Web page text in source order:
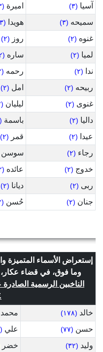
آسيا (٣) اميرة (٣)
سميحه (٣) هويدا (٣)
غنوه (٢) روز (٢)
لميا (٢) ساره (٢)
ندا (٢) رحمه (٢)
ربيحه (٢) امل (٢)
غنوى (٢) ليليان (٢)
داليا (٢) باسمة (٢)
عيدا (٢) قمر (٢)
رجاء (٢) سوسن
خدوج (٢) عائده (٢)
ربى (٢) ديانا (٢)
جنان (٢) حُسن (٢)
وما فوق، في قضاء
الناخبين الرسمية الصادرة
خالد (١٧٨) محمد
حسن (٧٧) علي (٥٦)
وليد (٣٢) خضر